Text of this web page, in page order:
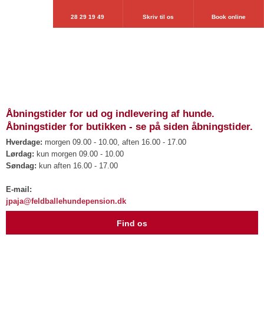
Åbningstider for ud og indlevering af hunde.
Åbningstider for butikken - se på siden åbningstider.
Hverdage: morgen 09.00 - 10.00, aften 16.00 - 17.00
Lørdag: kun morgen 09.00 - 10.00
Søndag: kun aften 16.00 - 17.00
​E-mail:
jpaja@feldballehundepension.dk
​Find os
28 29 19 49 Skriv til os Book online